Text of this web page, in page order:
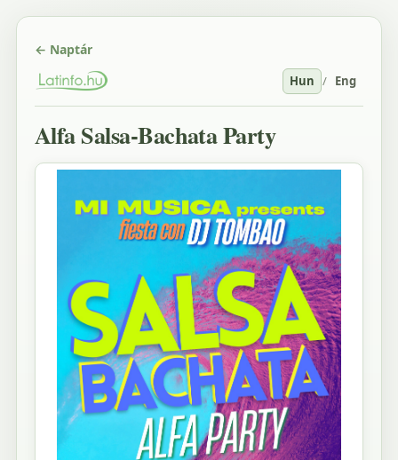
← Naptár
Hun / Eng
Alfa Salsa-Bachata Party